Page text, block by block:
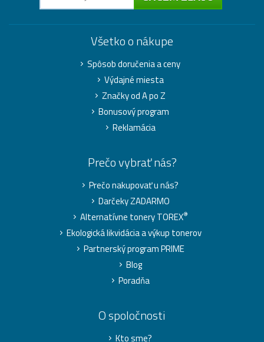
Všetko o nákupe
Spôsob doručenia a ceny
Výdajné miesta
Značky od A po Z
Bonusový program
Reklamácia
Prečo vybrať nás?
Prečo nakupovať u nás?
Darčeky ZADARMO
Alternatívne tonery TOREX®
Ekologická likvidácia a výkup tonerov
Partnerský program PRIME
Blog
Poradňa
O spoločnosti
Kto sme?